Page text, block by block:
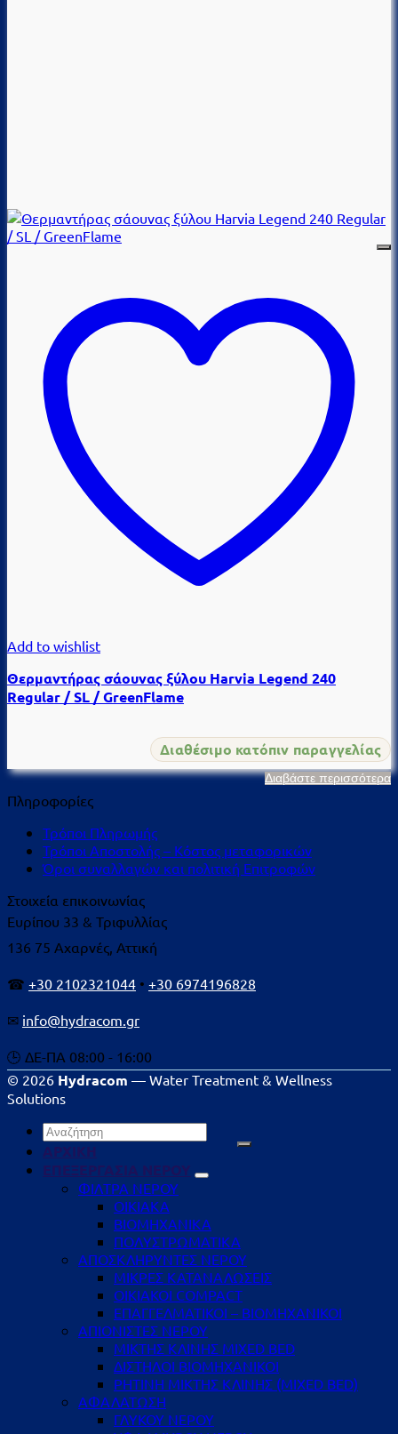
Add to wishlist
Θερμαντήρας σάουνας ξύλου Harvia Legend 240
Regular / SL / GreenFlame
Διαθέσιμο κατόπιν παραγγελίας
Διαβάστε περισσότερα
Πληροφορίες
Τρόποι Πληρωμής
Τρόποι Αποστολής – Κόστος μεταφορικών
Όροι συναλλαγών και πολιτική Επιτροφών
Στοιχεία επικοινωνίας
Ευρίπου 33 & Τριφυλλίας
136 75 Αχαρνές, Αττική
☎ +30 2102321044 • +30 6974196828
✉ info@hydracom.gr
🕒 ΔΕ-ΠΑ 08:00 - 16:00
© 2026 Hydracom — Water Treatment & Wellness
Solutions
Αναζήτηση
για:
ΑΡΧΙΚΗ
ΕΠΕΞΕΡΓΑΣΙΑ ΝΕΡΟΥ
ΦΙΛΤΡΑ ΝΕΡΟΥ
ΟΙΚΙΑΚΑ
ΒΙΟΜΗΧΑΝΙΚΑ
ΠΟΛΥΣΤΡΩΜΑΤΙΚΑ
ΑΠΟΣΚΛΗΡΥΝΤΕΣ ΝΕΡΟΥ
ΜΙΚΡΕΣ ΚΑΤΑΝΑΛΩΣΕΙΣ
ΟΙΚΙΑΚΟΙ COMPACT
ΕΠΑΓΓΕΛΜΑΤΙΚΟΙ – ΒΙΟΜΗΧΑΝΙΚΟΙ
ΑΠΙΟΝΙΣΤΕΣ ΝΕΡΟΥ
ΜΙΚΤΗΣ ΚΛΙΝΗΣ MIXED BED
ΔΙΣΤΗΛΟΙ ΒΙΟΜΗΧΑΝΙΚΟΙ
ΡΗΤΙΝΗ ΜΙΚΤΗΣ ΚΛΙΝΗΣ (MIXED BED)
ΑΦΑΛΑΤΩΣΗ
ΓΛΥΚΟΥ ΝΕΡΟΥ